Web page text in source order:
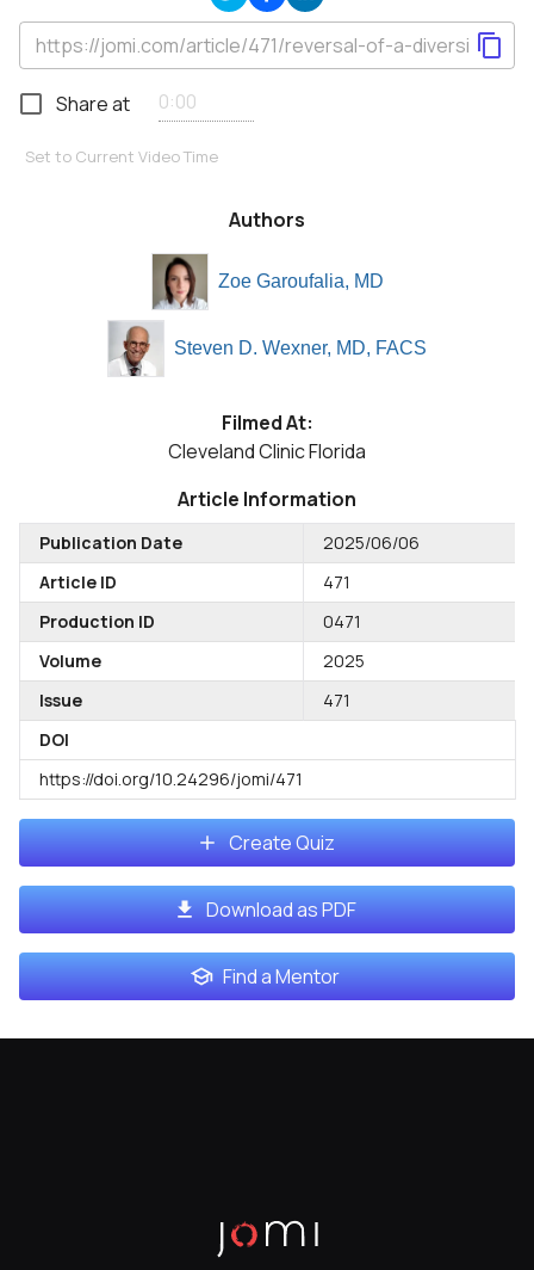
Share at
Set to Current Video Time
Authors
Zoe Garoufalia, MD
Steven D. Wexner, MD, FACS
Filmed At:
Cleveland Clinic Florida
Article Information
Publication Date
2025/06/06
Article ID
471
Production ID
0471
Volume
2025
Issue
471
DOI
https://doi.org/10.24296/jomi/471
Create Quiz
Download as PDF
Find a Mentor